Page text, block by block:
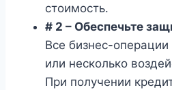
стоимость.
# 2 – Обеспечьте
Все бизнес-
или несколько
При получении